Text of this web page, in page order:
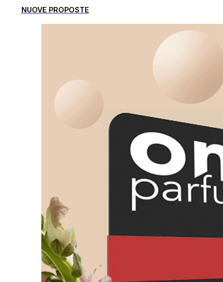
NUOVE PROPOSTE